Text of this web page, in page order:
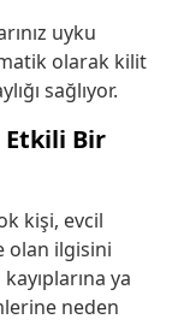
uyku
olarak kilit
sağlıyor.
Etkili Bir
kişi, evcil
olan ilgisini
ya
neden